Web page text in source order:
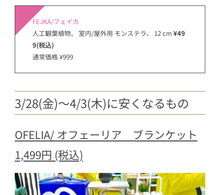
FEJKA/フェイカ
人工観葉植物、 室内/屋外用 モンステラ、 12 cm ¥49
9(税込)
通常価格 ¥999
3/28(金)〜4/3(木)に安くなるもの
OFELIA/ オフェーリア ブランケット
1,499円 (税込)